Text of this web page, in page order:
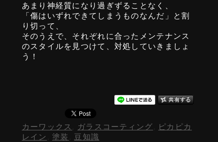
あまり神経質になり過ぎずることなく、
「傷はいずれできてしまうものなんだ」と割
り切って、
そのうえで、それぞれに合ったメンテナンス
のスタイルを見つけて、対処していきましょ
う！
カーワックス ガラスコーティング
ピカピカ
レイン
,塗装
豆知識